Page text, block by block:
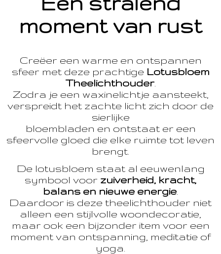
moment van rust
Creëer een warme en ontspannen
sfeer met deze prachtige Lotusbloem
Theelichthouder.
Zodra je een waxinelichtje aansteekt,
verspreidt het zachte licht zich door de
sierlijke
bloembladen en ontstaat er een
sfeervolle gloed die elke ruimte tot leven
brengt.
De lotusbloem staat al eeuwenlang
symbool voor zuiverheid, kracht,
balans en nieuwe energie
Daardoor is deze theelichthouder niet
alleen een stijlvolle woondecoratie,
maar ook een bijzonder item voor een
moment van ontspanning, meditatie of
yoga.